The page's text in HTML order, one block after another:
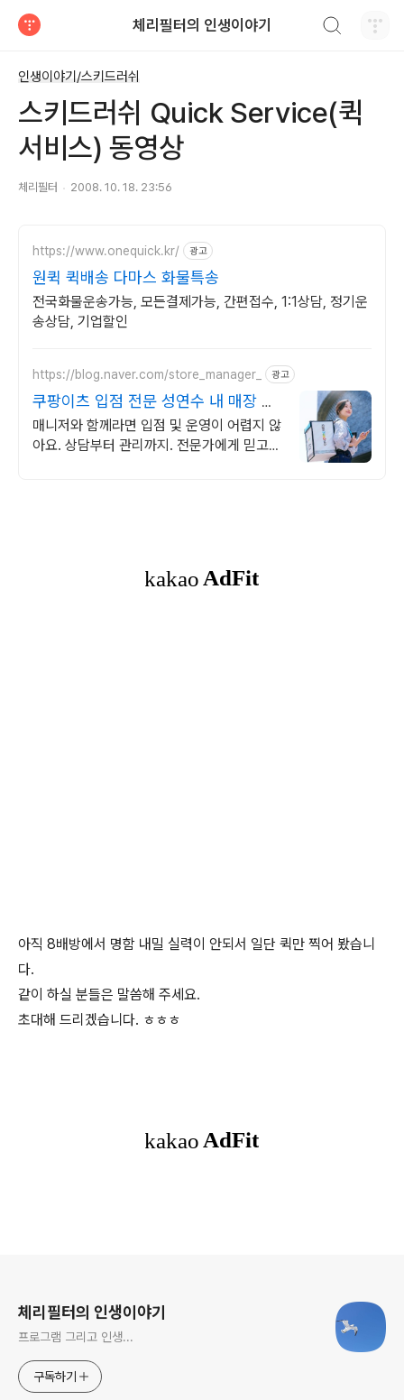
체리필터의 인생이야기
인생이야기/스키드러쉬
스키드러쉬 Quick Service(퀵
서비스) 동영상
체리필터 2008. 10. 18. 23:56
https://www.onequick.kr/ 광고
원퀵 퀵배송 다마스 화물특송
전국화물운송가능, 모든결제가능, 간편접수, 1:1상담, 정기운
송상담, 기업할인
https://blog.naver.com/store_manager_ 광고
쿠팡이츠 입점 전문 성연수 내 매장 전
문가에게 맡기기
매니저와 함께라면 입점 및 운영이 어렵지 않
아요. 상담부터 관리까지. 전문가에게 믿고
아직 8배방에서 명함 내밀 실력이 안되서 일단 퀵만 찍어 봤습니
다.
같이 하실 분들은 말씀해 주세요.
초대해 드리겠습니다. ㅎㅎㅎ
체리필터의 인생이야기
프로그램 그리고 인생...
구독하기